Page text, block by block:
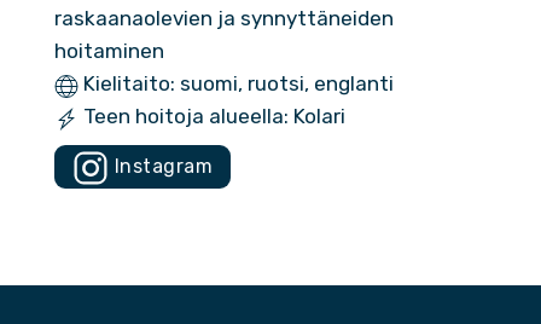
raskaanaolevien ja synnyttäneiden
hoitaminen
Kielitaito: suomi, ruotsi, englanti
Teen hoitoja alueella: Kolari
Instagram